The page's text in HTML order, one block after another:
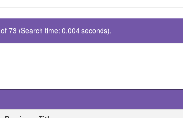
73 (Search time: 0.004 seconds).